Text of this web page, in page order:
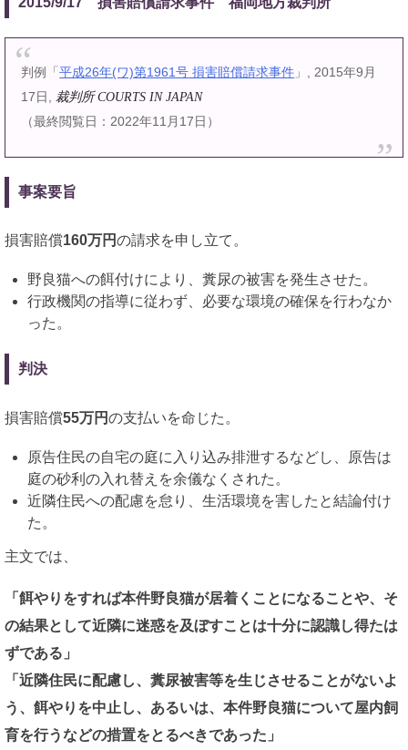
判例「平成26年(ワ)第1961号 損害賠償請求事件 」, 2015年9月
17日,裁判所 COURTS IN JAPAN
（最終閲覧日：2022年11月17日）
事案要旨
損害賠償160万円の請求を申し立て。
野良猫への餌付けにより、糞尿の被害を発生させた。
行政機関の指導に従わず、必要な環境の確保を行わなか
った。
判決
損害賠償55万円の支払いを命じた。
原告住民の自宅の庭に入り込み排泄するなどし、原告は
庭の砂利の入れ替えを余儀なくされた。
近隣住民への配慮を怠り、生活環境を害したと結論付け
た。
主文では、
「餌やりをすれば本件野良猫が居着くことになることや、そ
の結果として近隣に迷惑を及ぼすことは十分に認識し得たは
ずである」
「近隣住民に配慮し、糞尿被害等を生じさせることがないよ
う、餌やりを中止し、あるいは、本件野良猫について屋内飼
育を行うなどの措置をとるべきであった」